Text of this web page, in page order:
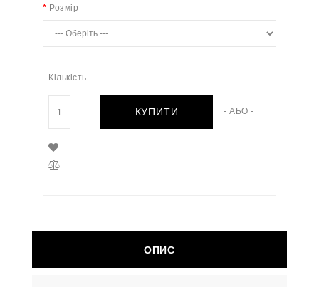
Розмір
Кількість
КУПИТИ - АБО -
ОПИС